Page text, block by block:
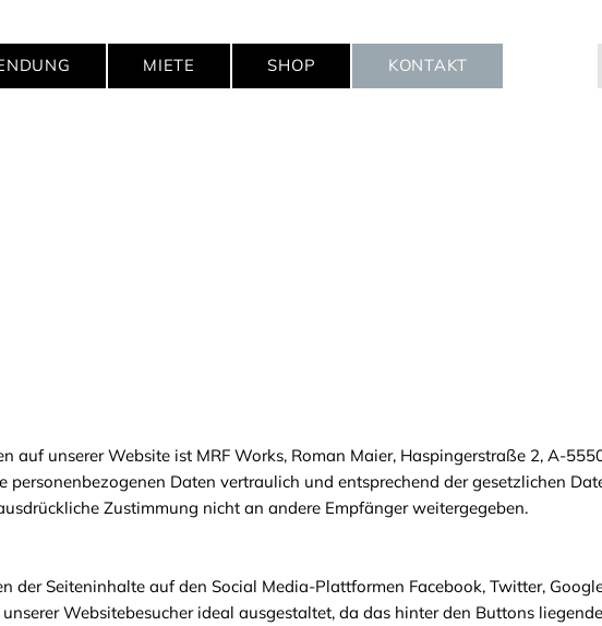
MIETE SHOP KONTAKT
auf unserer Website ist MRF Works, Roman Maier, Haspingerstraße 2, A-
Daten vertraulich und entsprechend der gesetzlichen
Zustimmung nicht an andere Empfänger weitergegeben.
der Seiteninhalte auf den Social Media-Plattformen Facebook, Twitter,
Websitebesucher ideal ausgestaltet, da das hinter den Buttons